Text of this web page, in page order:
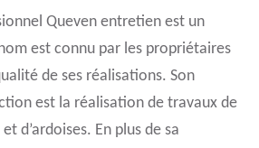
Queven entretien est un
est connu par les propriétaires
de ses réalisations. Son
est la réalisation de travaux de
d’ardoises. En plus de sa